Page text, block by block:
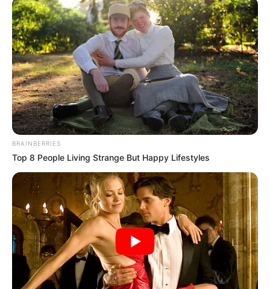
BRAINBERRIES
Top 8 People Living Strange But Happy Lifestyles